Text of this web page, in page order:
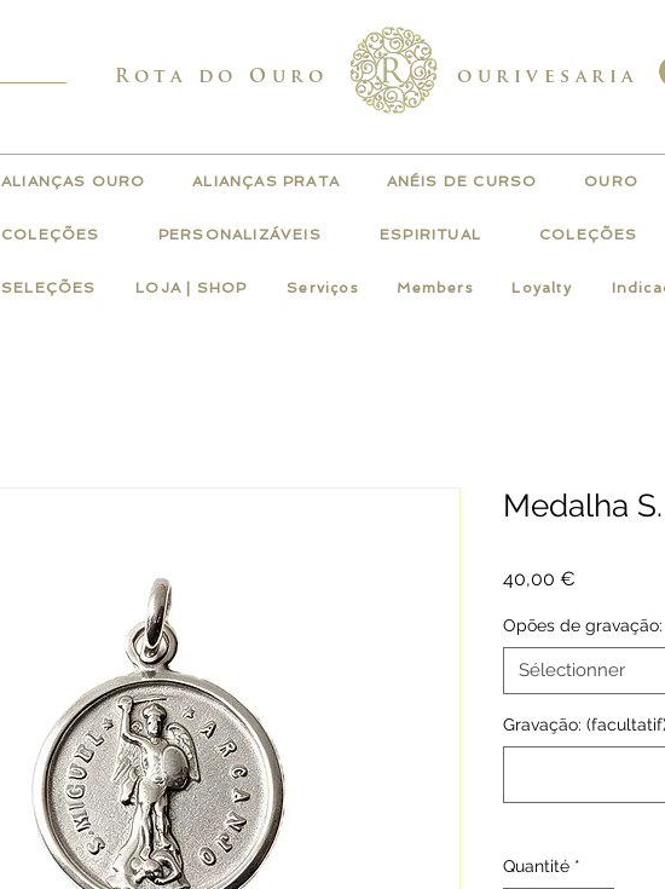
Rota do Ouro ourivesaria
ALIANÇAS OURO ALIANÇAS PRATA ANÉIS DE CURSO OURO
COLEÇÕES PERSONALIZÁVEIS ESPIRITUAL COLEÇÕES
SELEÇÕES LOJA | SHOP Serviços Members Loyalty
Medalha
40,00 €
Opões de gravação:
Sélectionner
Gravação: (facultatif)
Quantité *